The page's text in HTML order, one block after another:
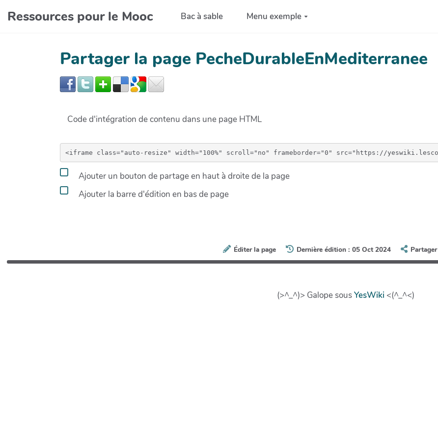
Aller au contenu principal
Ressources pour le Mooc Bac à sable Menu exemple
Partager la page PecheDurableEnMediterranee
Code d'intégration de contenu dans une page HTML
Ajouter un bouton de partage en haut à droite de la page
Ajouter la barre d'édition en bas de page
Éditer la page Dernière édition : 05 Oct 2024 Partager
(>^_^)> Galope sousYesWiki <(^_^<)